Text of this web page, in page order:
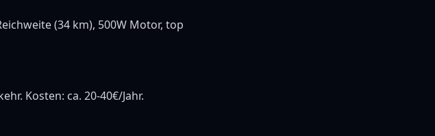
(34 km), 500W Motor, top
Kosten: ca. 20-40€/Jahr.